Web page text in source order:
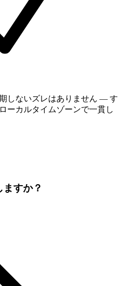
しないズレはありません — す
ーカルタイムゾーンで一貫し
すか？